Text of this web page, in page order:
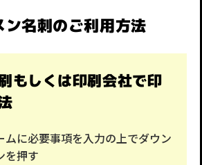
ン名刺のご利用方法
もしくは印刷会社で印
ムに必要事項を入力の上でダウン
を押す